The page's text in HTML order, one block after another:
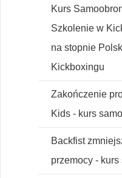
Kurs
Szkolenie w
na stopnie
Kickboxingu
Zakończenie
Kids - kurs
Backfist
przemocy -